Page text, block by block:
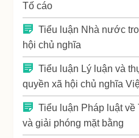
Tố cáo
Tiểu luận Nhà nước
hội chủ nghĩa
Tiểu luận Lý luận và
quyền xã hội chủ nghĩa
Tiểu luận Pháp luật
và giải phóng mặt bằng